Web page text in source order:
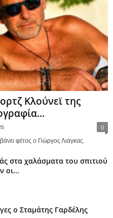
Κλούνεϊ της
0
φέτος ο Γιώργος Λιάγκας.
στα χαλάσματα του σπιτιού
οι...
ο Σταμάτης Γαρδέλης